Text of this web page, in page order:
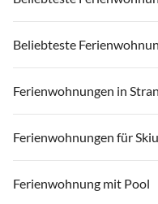
Ferienwohnungen in
Ferienwohnungen in Tirol
Ferienwohnungen in
Ferienwohnungen in Zell am
Ferienwohnungen in Zillertal
Beliebteste
Ferienwohnungen in
Ferienwohnungen in Tirol
Ferienwohnungen in
Ferienwohnungen in
Ferienwohnungen in
Ferienwohnungen in
Ferienwohnungen in
Ferienwohnungen für
Ferienwohnungen für
Ferienwohnung mit Pool